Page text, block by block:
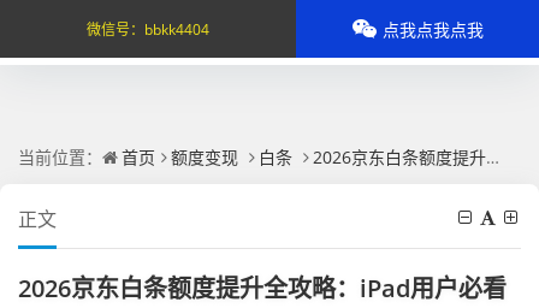
当前位置： 首页 额度变现 白条 2026京东白条额度提升全攻略：iPad用户必看的5个数字密码
正文
2026京东白条额度提升全攻略：iPad用户必看
微信号： bbkk4404 点我点我点我